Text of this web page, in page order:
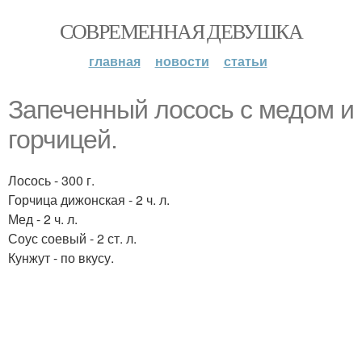
СОВРЕМЕННАЯ ДЕВУШКА
главная новости статьи
Запеченный лосось с медом и
горчицей.
Лосось - 300 г.
Горчица дижонская - 2 ч. л.
Мед - 2 ч. л.
Соус соевый - 2 ст. л.
Кунжут - по вкусу.